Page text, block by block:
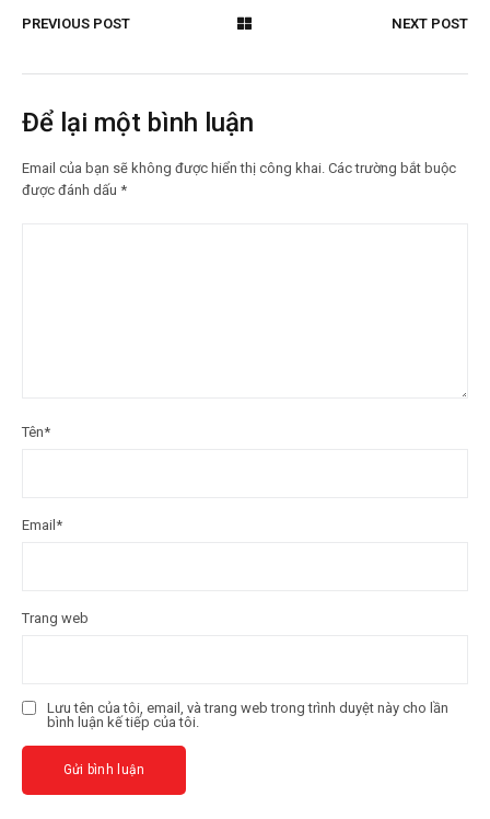
PREVIOUS POST NEXT POST
Để lại một bình luận
Email của bạn sẽ không được hiển thị công khai. Các trường bắt buộc
được đánh dấu *
Tên*
Email *
Trang web
Lưu tên của tôi, email, và trang web trong trình duyệt này cho lần
bình luận kế tiếp của tôi.